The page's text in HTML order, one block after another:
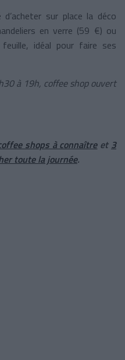
sur place la déco
en verre (59 €) ou
idéal pour faire ses
à 19h, coffee shop ouvert
shops à connaîtreet 3
toute la journée.